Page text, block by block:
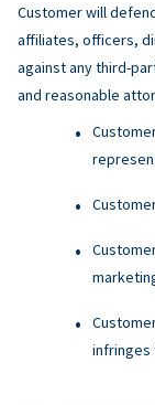
Customer will
affiliates, officers,
against any third-
and reasonable
infringes